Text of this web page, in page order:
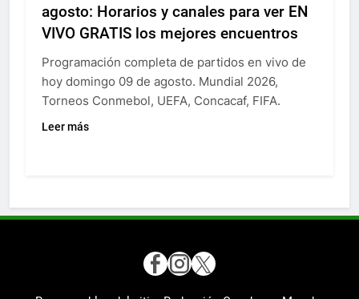
agosto: Horarios y canales para ver EN
VIVO GRATIS los mejores encuentros
Programación completa de partidos en vivo de
hoy domingo 09 de agosto. Mundial 2026,
Torneos Conmebol, UEFA, Concacaf, FIFA.
Leer más